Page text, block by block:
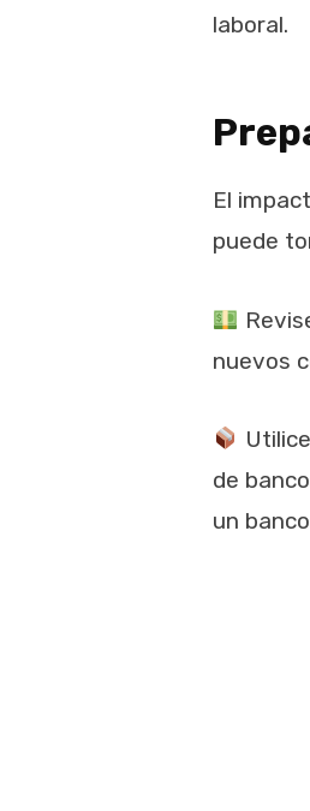
laboral.
El
puede
nuevos
de
un